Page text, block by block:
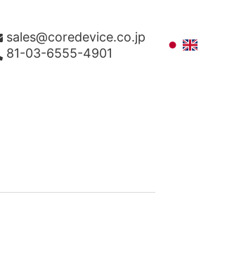
sales@coredevice.co.jp
81-03-6555-4901